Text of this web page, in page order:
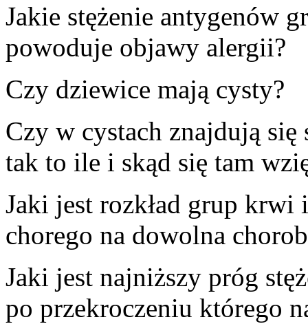
Jakie stężenie antygenów
powoduje objawy alergii?
Czy dziewice mają cysty?
Czy w cystach znajdują
tak to ile i skąd się tam
Jaki jest rozkład grup krwi
chorego na dowolna
Jaki jest najniższy próg
po przekroczeniu którego